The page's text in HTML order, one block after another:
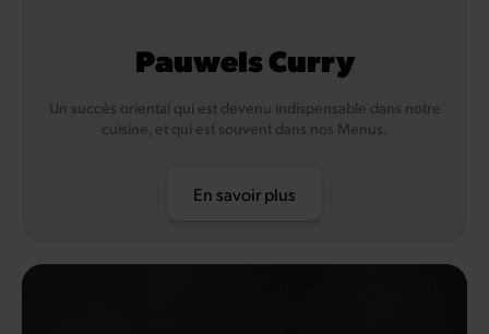
Pauwels Curry
Un succès oriental qui est devenu indispensable dans notre
cuisine, et qui est souvent dans nos Menus.
En savoir plus